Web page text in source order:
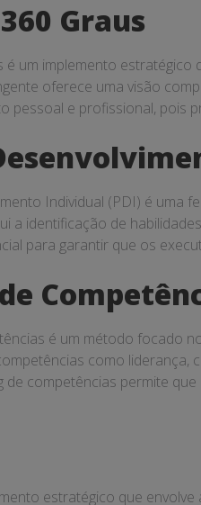
Graus
é um implemento
oferece uma visão
pessoal e profissional, pois
Individual (PDI) é uma
a identificação de
para garantir que os
é um método focado
como
de competências permite
estratégico que